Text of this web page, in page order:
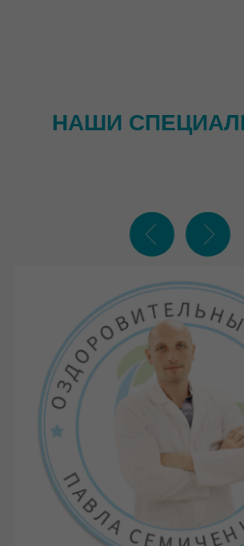
ОТЗЫВЫ ОТ
СПЕЦИАЛИСТОВ
специалист академии
спортивный тренер
врач-невролог
тренер карате
учитель физкультуры
учитель физкультуры
массажист
врач-ортопед
тренер по фитнесу